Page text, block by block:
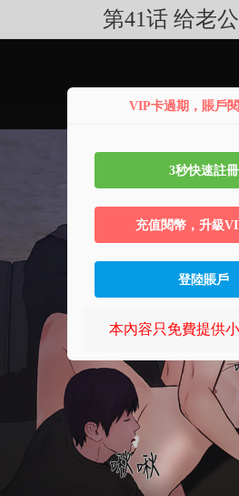
第41话 给老
VIP卡過期，賬戶
3秒快速註冊
充值閱幣，升級
登陸賬戶
本內容只免費提供